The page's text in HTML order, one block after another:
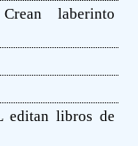
laberinto
editan libros de